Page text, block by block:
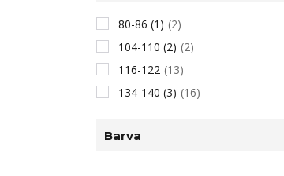
80-86 (1) (2)
104-110 (2) (2)
116-122 (13)
134-140 (3) (16)
Barva